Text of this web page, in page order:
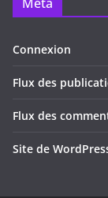
Connexion
Flux des
Flux des
Site de